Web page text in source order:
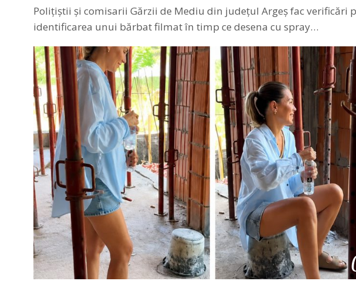
,
2
2
6
Polițiștii și comisarii Gărzii de Mediu din județul Argeș fac verificări
identificarea unui bărbat filmat în timp ce desena cu spray…